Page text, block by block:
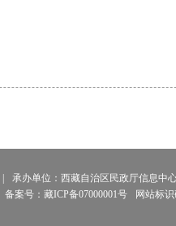
承办单位：西藏自治区民政厅信息中
备案号：藏ICP备07000001号 网站标识